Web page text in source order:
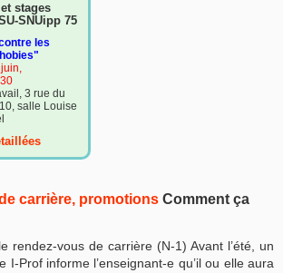
stages
SNUipp 75
les
3 rue du
salle Louise
carrière, promotions Comment ça
rendez-vous de carrière (N-1) Avant l’été, un
I-Prof informe l’enseignant-e qu’il ou elle aura